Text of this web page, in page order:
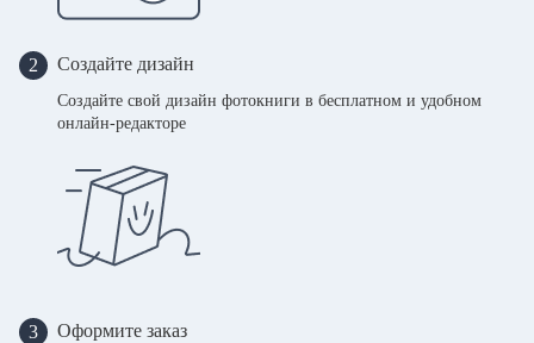
2 Создайте дизайн
Создайте свой дизайн фотокниги в бесплатном и удобном
онлайн-редакторе
3 Оформите заказ